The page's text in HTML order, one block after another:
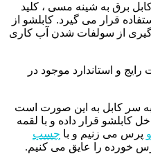
برای اتصال کابل برق به شینه مسی ، کلید
قرار می گیرد. کابلشو از
از سولفات شدن آب کاری
6 تا 300 به صورت رایج و استاندارد موجود در
نحوه اتصال کابلشو مسی سایز 95 به سر کابل به این صورت است
کابلشو قرار داده و با لقمه
پرس می زنیم و با چسب
خورده را عایق می کنیم.